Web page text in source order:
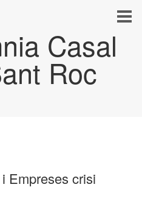
Casal
Roc
Empreses crisi